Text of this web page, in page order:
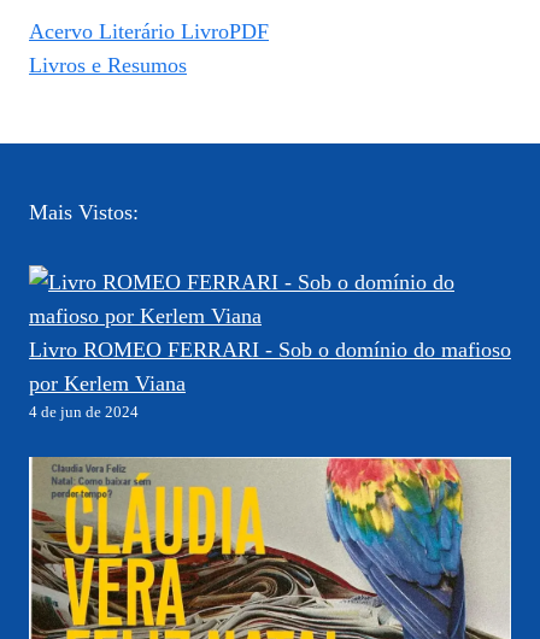
Acervo Literário LivroPDF
Livros e Resumos
Mais Vistos:
Livro ROMEO FERRARI - Sob o domínio do mafioso
por Kerlem Viana
4 de jun de 2024